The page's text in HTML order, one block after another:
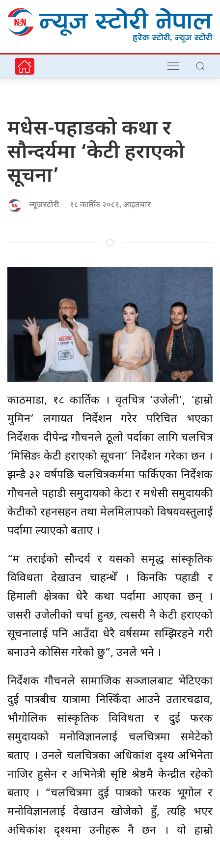
मधेस-पहाडको कथा र
सौन्दर्यमा ‘केटी हराएको
सूचना’
न्यूजस्टोरी १८ कार्तिक २०८१, आइतबार
काठमाडौं, १८ कार्तिक । वृतचित्र ‘उजेली’, ‘हाम्रो
मुमिन’ लगायत निर्देशन गरेर परिचित भएका
निर्देशक दीपेन्द्र गौचनले ठूलो पर्दाका लागि चलचित्र
‘मिसिङः केटी हराएको सूचना’ निर्देशन गरेका छन ।
झन्डै ३२ वर्षपछि चलचित्रकर्ममा फर्किएका निर्देशक
गौचनले पहाडी समुदायको केटा र मधेसी समुदायकी
केटीको रहनसहन तथा मेलमिलापको विषयवस्तुलाई
पर्दामा ल्याएको बताए ।
“म तराईको सौन्दर्य र यसको समृद्ध सांस्कृतिक
विविधता देखाउन चाहन्थेँ । किनकि पहाडी र
हिमाली क्षेत्रका धेरै कथा पर्दामा आएका छन् ।
जसरी उजेलीको चर्चा हुन्छ, त्यसरी नै केटी हराएको
सूचनालाई पनि आउँदा धेरै वर्षसम्म सम्झिरहने गरी
बनाउने कोसिस गरेको छु”, उनले भने ।
निर्देशक गौचनले सामाजिक सञ्जालबाट भेटिएका
दुई पात्रबीच यात्रामा निस्किँदा आउने उतारचढाव,
भौगोलिक सांस्कृतिक विविधता र दुई फरक
समुदायको मनोविज्ञानलाई चलचित्रमा समेटेको
बताए । उनले चलचित्रका अधिकांश दृश्य अभिनेता
नाजिर हुसेन र अभिनेत्री सृष्टि श्रेष्ठमै केन्द्रीत रहेको
बताए । “चलचित्रमा दुई पात्रको फरक भूगोल र
मनोविज्ञानलाई देखाउन खोजेको हुँ, त्यहि भएर
अधिकांश दृश्यमा उनीहरू नै छन । यो हाम्रो